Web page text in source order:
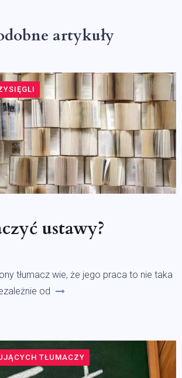
artykuły
ustawy?
tłumacz wie, że jego praca to nie taka
od
TŁUMACZY